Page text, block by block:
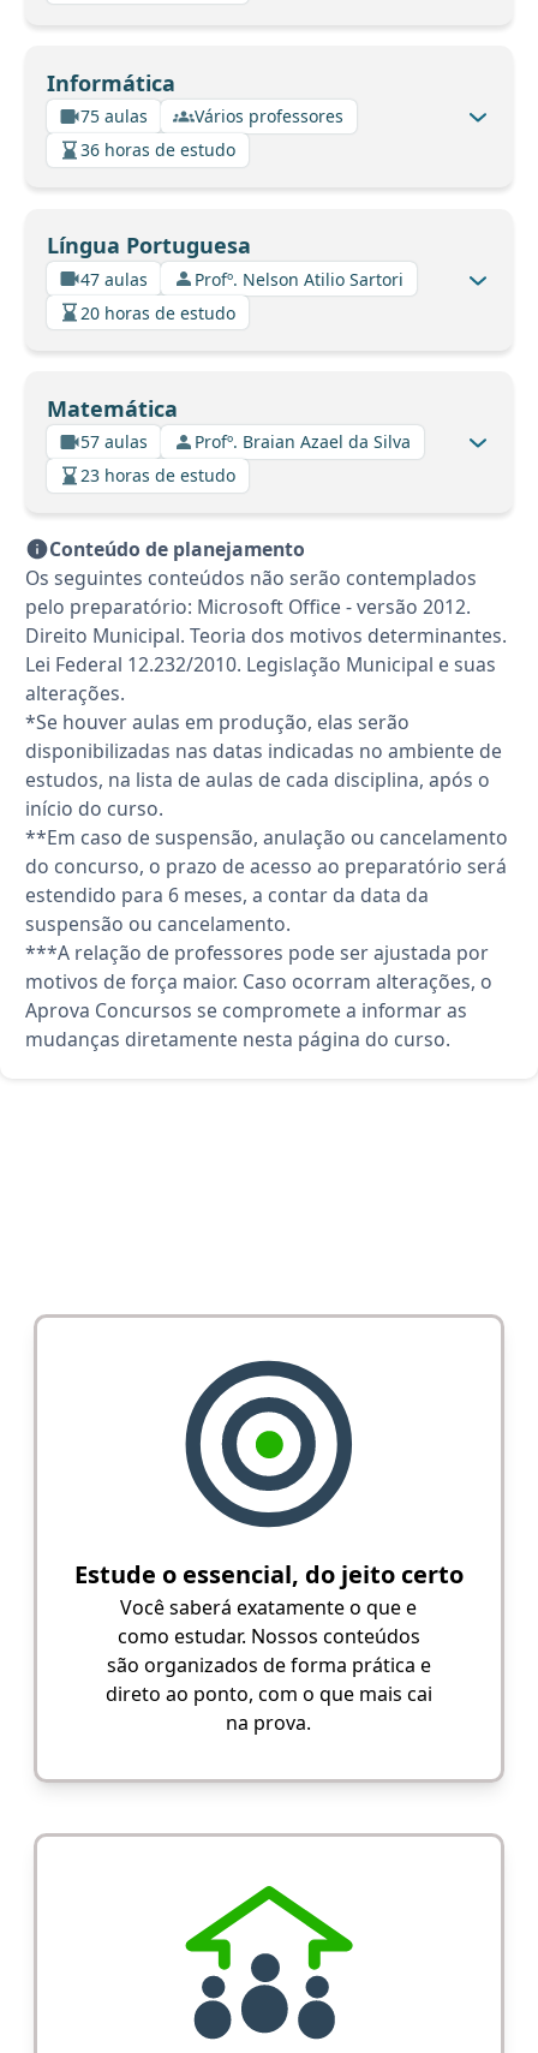
Informática
75 aulas
Vários professores
36 horas de estudo
Língua Portuguesa
47 aulas
Profº. Nelson Atilio Sartori
20 horas de estudo
Matemática
57 aulas
Profº. Braian Azael da Silva
23 horas de estudo
Conteúdo de planejamento
Os seguintes conteúdos não serão contemplados
pelo preparatório: Microsoft Office - versão 2012.
Direito Municipal. Teoria dos motivos determinantes.
Lei Federal 12.232/2010. Legislação Municipal e suas
alterações.
*Se houver aulas em produção, elas serão
disponibilizadas nas datas indicadas no ambiente de
estudos, na lista de aulas de cada disciplina, após o
início do curso.
**Em caso de suspensão, anulação ou cancelamento
do concurso, o prazo de acesso ao preparatório será
estendido para 6 meses, a contar da data da
suspensão ou cancelamento.
***A relação de professores pode ser ajustada por
motivos de força maior. Caso ocorram alterações, o
Aprova Concursos se compromete a informar as
mudanças diretamente nesta página do curso.
Estude o essencial, do jeito certo
Você saberá exatamente o que e
como estudar. Nossos conteúdos
são organizados de forma prática e
direto ao ponto, com o que mais cai
na prova.